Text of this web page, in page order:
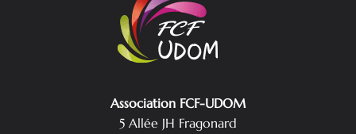
Association FCF-UDOM
5 Allée JH Fragonard